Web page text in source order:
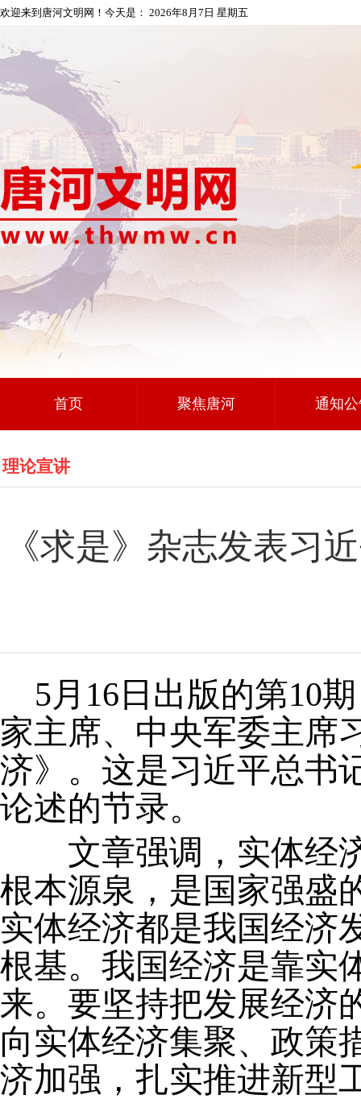
欢迎来到唐河文明网！今天是： 2026年8月7日 星期五
首页 聚焦唐河 通知
理论宣讲
《求是》杂志发表习
5月16日出版的第10
家主席、中央军委主席
济》。这是习近平总书
论述的节录。
文章强调，实体经济
根本源泉，是国家强盛
实体经济都是我国经济
根基。我国经济是靠实
来。要坚持把发展经济
向实体经济集聚、政策
济加强，扎实推进新型